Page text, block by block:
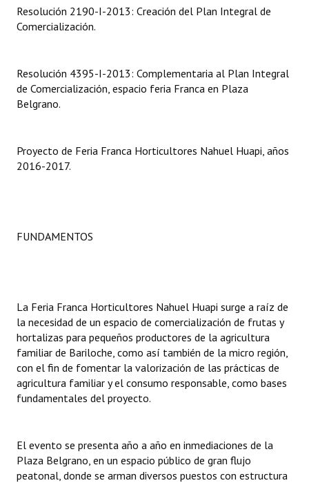
Dictámenes Asesoría Letrada
Informes de Unidad Coordinadora
Ejecución Presupuestaria
NORMATIVA
Declaraciones
INSTITUCIONAL
Antiguos Pobladores
Noticias Destacadas
Registros y Distinciones
Premio al Mérito - Registro
Resolución 2190-I-2013: Creación del Plan Integral de
Comercialización.
Resolución 4395-I-2013: Complementaria al Plan Integral
de Comercialización, espacio feria Franca en Plaza
Belgrano.
Proyecto de Feria Franca Horticultores Nahuel Huapi, años
2016-2017.
FUNDAMENTOS
La Feria Franca Horticultores Nahuel Huapi surge a raíz de
la necesidad de un espacio de comercialización de frutas y
hortalizas para pequeños productores de la agricultura
familiar de Bariloche, como así también de la micro región,
con el fin de fomentar la valorización de las prácticas de
agricultura familiar y el consumo responsable, como bases
fundamentales del proyecto.
El evento se presenta año a año en inmediaciones de la
Plaza Belgrano, en un espacio público de gran flujo
peatonal, donde se arman diversos puestos con estructura